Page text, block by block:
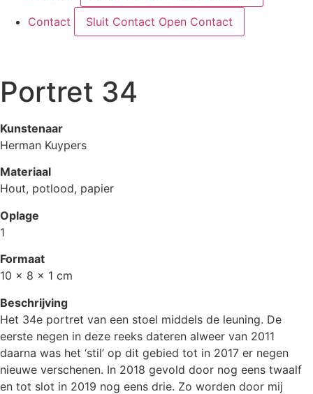
Contact Sluit Contact Open Contact
Portret 34
Kunstenaar
Herman Kuypers
Materiaal
Hout, potlood, papier
Oplage
1
Formaat
10 × 8 × 1 cm
Beschrijving
Het 34e portret van een stoel middels de leuning. De
eerste negen in deze reeks dateren alweer van 2011
daarna was het ‘stil’ op dit gebied tot in 2017 er negen
nieuwe verschenen. In 2018 gevold door nog eens twaalf
en tot slot in 2019 nog eens drie. Zo worden door mij